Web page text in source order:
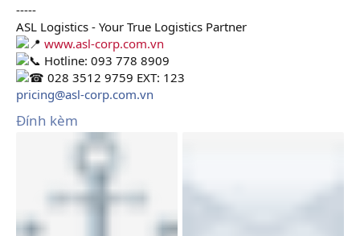
-----
ASL Logistics - Your True Logistics Partner
www.asl-corp.com.vn
Hotline: 093 778 8909
028 3512 9759 EXT: 123
pricing@asl-corp.com.vn
Đính kèm